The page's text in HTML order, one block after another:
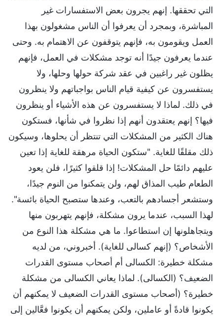
التي تحققها. إنهم يجرون بعض الاستفسارات غير
المباشرة، وبمجرد أن يعرفوا أن الناس مشغولون بهذا
العمل ويقومون به، فإنهم يتوقفون عن الاهتمام به. وحتى
عندما يعرفون جيدًا أنه توجد مشكلات في العمل، فإنهم
يظلون غير راغبين في عقد شركة حولها وحلها، ولا
يستفسرون عن كيفية قيام الناس بواجباتهم ولا ينظرون
في ذلك. لماذا لا يستفسرون عن هذه الأشياء أو ينظرون
فيها؟ إنهم يعتقدون أنهم إذا نظروا في شأنها، فستكون
هناك الكثير من المشكلات التي تنتظر أن يحلوها، وسيكون
ذلك مقلقًا للغاية. "ستكون الحياة مرهقة للغاية إذا تعين
عليهم دائمًا حل المشكلات! إذا قلقوا كثيرًا، فلن يعود
الطعام طيب المذاق لهم، ولن يتمكنوا من النوم جيدًا،
وستشعر أجسادهم بالتعب، وعندها ستصبح الحياة بائسة".
لهذا السبب، عندما يرون مشكلة، فإنهم يتهربون منها
ويتجاهلونها إن استطاعوا. ما هي مشكلة هذا النوع من
الأشخاص؟ (إنهم كسالى للغاية). أخبروني، من لديه
مشكلة خطيرة: الكسالى أم أصحاب مستوى القدرات
الضعيف؟ (الكسالى). لماذا يعاني الكسالى من مشكلة
خطيرة؟ (أصحاب مستوى القدرات الضعيف لا يمكنهم أن
يكونوا قادةً أو عاملين، ولكن يمكنهم أن يكونوا فعَّالين إلى